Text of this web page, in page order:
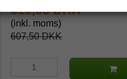
607,50 DKK
516,38 DKK
(inkl. moms)